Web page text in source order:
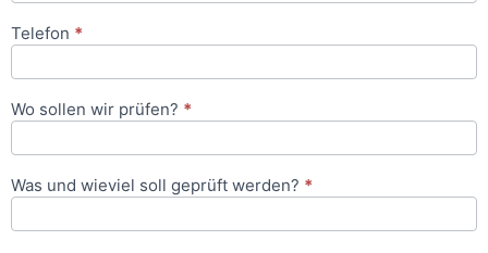
Telefon *
Wo sollen wir prüfen? *
Was und wieviel soll geprüft werden? *